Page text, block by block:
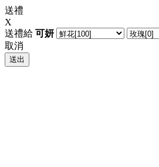
送禮
X
送禮給 可妍
取消